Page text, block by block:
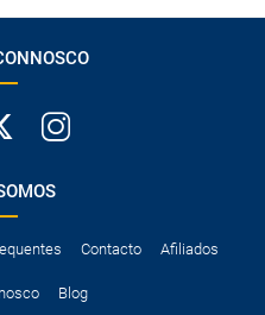
Contacto Afiliados
Blog